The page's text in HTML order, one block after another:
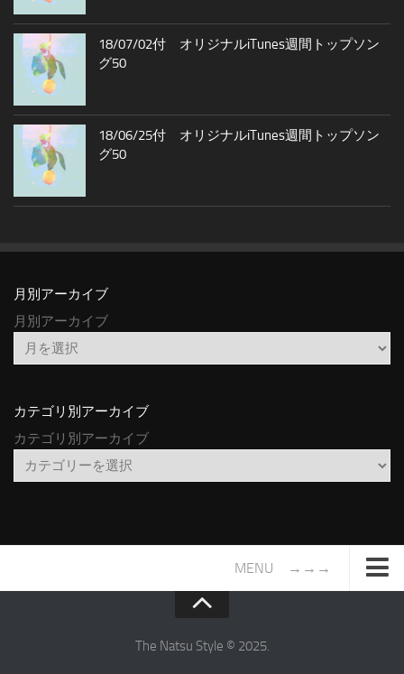
18/07/02付 オリジナルiTunes週間トップソン
グ50
18/06/25付 オリジナルiTunes週間トップソン
グ50
月別アーカイブ
月別アーカイブ
カテゴリ別アーカイブ
カテゴリ別アーカイブ
MENU →→→
The Natsu Style © 2025.